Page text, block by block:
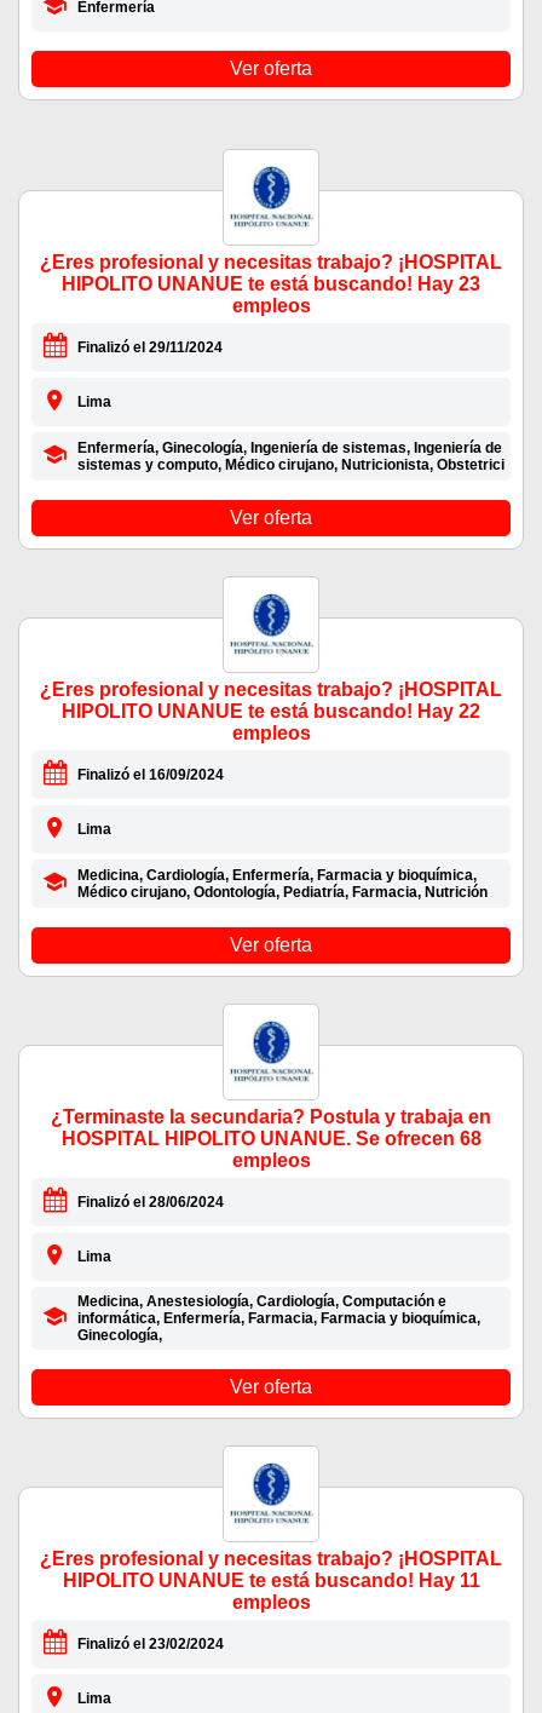
Enfermería
Ver oferta
¿Eres profesional y necesitas trabajo? ¡HOSPITAL
HIPOLITO UNANUE te está buscando! Hay 23
empleos
Finalizó el 29/11/2024
Lima
Enfermería, Ginecología, Ingeniería de sistemas, Ingeniería de
sistemas y computo, Médico cirujano, Nutricionista, Obstetrici
Ver oferta
¿Eres profesional y necesitas trabajo? ¡HOSPITAL
HIPOLITO UNANUE te está buscando! Hay 22
empleos
Finalizó el 16/09/2024
Lima
Medicina, Cardiología, Enfermería, Farmacia y bioquímica,
Médico cirujano, Odontología, Pediatría, Farmacia, Nutrición
Ver oferta
¿Terminaste la secundaria? Postula y trabaja en
HOSPITAL HIPOLITO UNANUE. Se ofrecen 68
empleos
Finalizó el 28/06/2024
Lima
Medicina, Anestesiología, Cardiología, Computación e
informática, Enfermería, Farmacia, Farmacia y bioquímica,
Ginecología,
Ver oferta
¿Eres profesional y necesitas trabajo? ¡HOSPITAL
HIPOLITO UNANUE te está buscando! Hay 11
empleos
Finalizó el 23/02/2024
Lima